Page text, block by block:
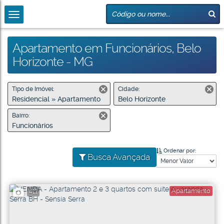
Apartamento em Funcionários, Belo
Horizonte - MG
Tipo de Imóvel:
Residencial » Apartamento
Cidade:
Belo Horizonte
Bairro:
Funcionários
Busca Avançada
Ordenar por:
411 Apartamento